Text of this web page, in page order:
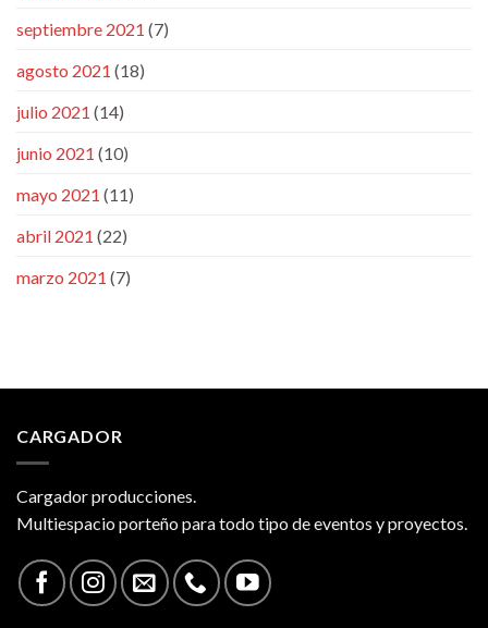
septiembre 2021 (7)
agosto 2021 (18)
julio 2021 (14)
junio 2021 (10)
mayo 2021 (11)
abril 2021 (22)
marzo 2021 (7)
CARGADOR
Cargador producciones.
Multiespacio porteño para todo tipo de eventos y proyectos.